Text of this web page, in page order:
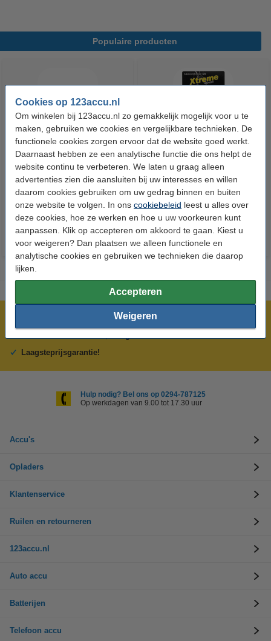
Cookies op 123accu.nl
Om winkelen bij 123accu.nl zo gemakkelijk mogelijk voor u te
maken, gebruiken we cookies en vergelijkbare technieken. De
functionele cookies zorgen ervoor dat de website goed werkt.
Daarnaast hebben ze een analytische functie die ons helpt de
website continu te verbeteren. We laten u graag alleen
advertenties zien die aansluiten bij uw interesses en willen
daarom cookies gebruiken om uw gedrag binnen en buiten
onze website te volgen. In ons cookiebeleid leest u alles over
deze cookies, hoe ze werken en hoe u uw voorkeuren kunt
aanpassen. Klik op accepteren om akkoord te gaan. Kiest u
voor weigeren? Dan plaatsen we alleen functionele en
analytische cookies en gebruiken we technieken die daarop
lijken.
Accepteren
Weigeren
Populaire producten
123accu Xtreme Power AAA /
MN2400 / LR03 alkaline batterij
24 stuks
€ 14,50 € 13,05
Inclusief 21%
123accu Xtreme Power
knoopcellen multipack
€ 5,95 € 5,36
Meer dan 5 miljoen klanten!
Laagsteprijsgarantie!
Hulp nodig? Bel ons op 0294-787125
Op werkdagen van 9.00 tot 17.30 uur
Accu's
Opladers
Klantenservice
Ruilen en retourneren
123accu.nl
Auto accu
Batterijen
Telefoon accu